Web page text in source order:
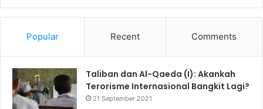
Popular Recent Comments
Taliban dan Al-Qaeda (I): Akankah
Terorisme Internasional Bangkit Lagi?
21 September 2021